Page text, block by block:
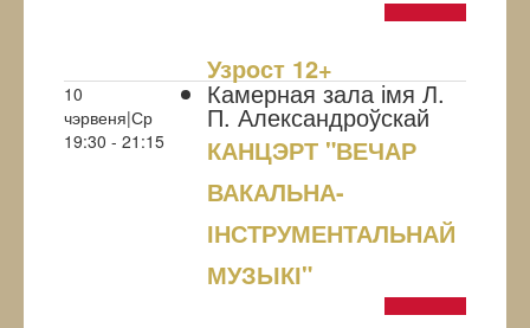
Узрoст 12+
10
чэрвеня|Ср
19:30 - 21:15
Камерная зала імя Л.
П. Александроўскай
КАНЦЭРТ "ВЕЧАР
ВАКАЛЬНА-
ІНСТРУМЕНТАЛЬНАЙ
МУЗЫКІ"